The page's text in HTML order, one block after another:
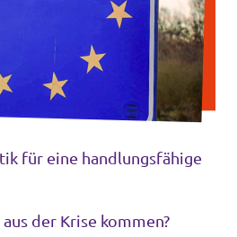
für eine handlungsfähige
der Krise kommen?